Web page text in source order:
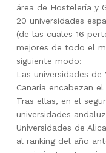
área de Hostelería y
20 universidades
(de las cuales 16
mejores de todo el
siguiente modo:
Las universidades de
Canaria encabezan
Tras ellas, en el
universidades
Universidades de
al ranking del año